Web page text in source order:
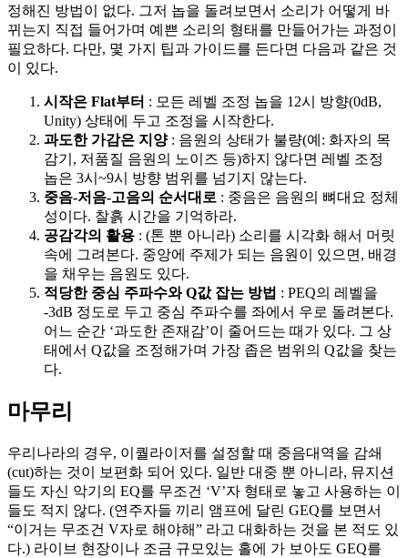
정해진 방법이 없다. 그저 놉을 돌려보면서 소리가 어떻게 바
뀌는지 직접 들어가며 예쁜 소리의 형태를 만들어가는 과정이
필요하다. 다만, 몇 가지 팁과 가이드를 든다면 다음과 같은 것
이 있다.
시작은 Flat부터 : 모든 레벨 조정 놉을 12시 방향(0dB,
Unity) 상태에 두고 조정을 시작한다.
과도한 가감은 지양: 음원의 상태가 불량(예: 화자의 목
감기, 저품질 음원의 노이즈 등)하지 않다면 레벨 조정
놉은 3시~9시 방향 범위를 넘기지 않는다.
중음-저음-고음의 순서대로 : 중음은 음원의 뼈대요 정체
성이다. 찰흙 시간을 기억하라.
공감각의 활용 : (톤 뿐 아니라) 소리를 시각화 해서 머릿
속에 그려본다. 중앙에 주제가 되는 음원이 있으면, 배경
을 채우는 음원도 있다.
적당한 중심 주파수와 Q값 잡는 방법 : PEQ의 레벨을
-3dB 정도로 두고 중심 주파수를 좌에서 우로 돌려본다.
어느 순간 ‘과도한 존재감’이 줄어드는 때가 있다. 그 상
태에서 Q값을 조정해가며 가장 좁은 범위의 Q값을 찾는
다.
마무리
우리나라의 경우, 이퀄라이저를 설정할 때 중음대역을 감쇄
(cut)하는 것이 보편화 되어 있다. 일반 대중 뿐 아니라, 뮤지션
들도 자신 악기의 EQ를 무조건 ‘V’자 형태로 놓고 사용하는 이
들도 적지 않다. (연주자들 끼리 앰프에 달린 GEQ를 보면서
“이거는 무조건 V자로 해야해” 라고 대화하는 것을 본 적도 있
다.) 라이브 현장이나 조금 규모있는 홀에 가 보아도 GEQ를